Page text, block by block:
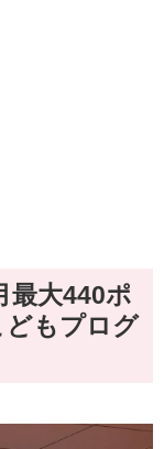
最大440ポ
どもプログ